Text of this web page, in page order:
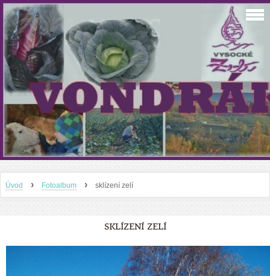
Úvod › Fotoalbum › sklízení zelí
SKLÍZENÍ ZELÍ